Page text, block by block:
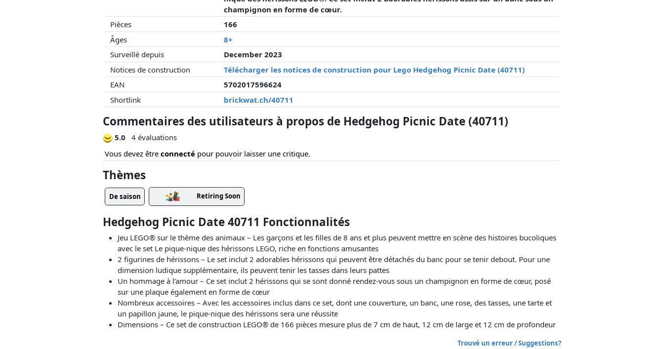
champignon en forme de cœur.
Pièces
166
Âges
8+
Surveillé depuis
December 2023
Notices de construction
Télécharger les notices de construction pour Lego Hedgehog Picnic Date (40711)
EAN
5702017596624
Shortlink
brickwat.ch/40711
Commentaires des utilisateurs à propos de Hedgehog Picnic Date (40711)
5.0
4 évaluations
Vous devez être connecté pour pouvoir laisser une critique.
Thèmes
De saison Retiring Soon
Hedgehog Picnic Date 40711 Fonctionnalités
Jeu LEGO® sur le thème des animaux – Les garçons et les filles de 8 ans et plus peuvent mettre en scène des histoires bucoliques
avec le set Le pique-nique des hérissons LEGO, riche en fonctions amusantes
2 figurines de hérissons – Le set inclut 2 adorables hérissons qui peuvent être détachés du banc pour se tenir debout. Pour une
dimension ludique supplémentaire, ils peuvent tenir les tasses dans leurs pattes
Un hommage à l’amour – Ce set inclut 2 hérissons qui se sont donné rendez-vous sous un champignon en forme de cœur, posé
sur une plaque également en forme de cœur
Nombreux accessoires – Avec les accessoires inclus dans ce set, dont une couverture, un banc, une rose, des tasses, une tarte et
un papillon jaune, le pique-nique des hérissons sera une réussite
Dimensions – Ce set de construction LEGO® de 166 pièces mesure plus de 7 cm de haut, 12 cm de large et 12 cm de profondeur
Trouvé un erreur / Suggestions?